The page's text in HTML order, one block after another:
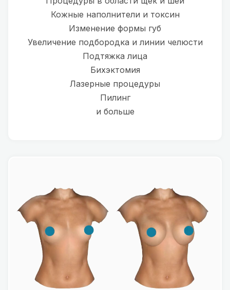
Кожные наполнители и токсин
Изменение формы губ
Увеличение подбородка и линии челюсти
Подтяжка лица
Бихэктомия
Лазерные процедуры
Пилинг
и больше